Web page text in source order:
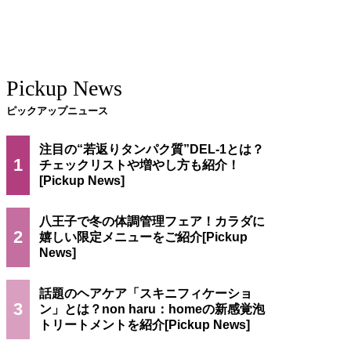
Pickup News
ピックアップニュース
1
注目の“若返りタンパク質”DEL-1とは？
チェックリストや増やし方も紹介！
2
八王子で冬の体調管理フェア！カラダに
嬉しい限定メニューをご紹介
3
話題のヘアケア「スキニフィケーショ
ン」とは？non haru：homeの新感覚泡
トリートメントを紹介